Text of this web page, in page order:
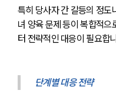
특히 당사자 간 갈등의 정도
녀 양육 문제 등이 복합적
터 전략적인 대응이 필요합
단계별 대응 전략